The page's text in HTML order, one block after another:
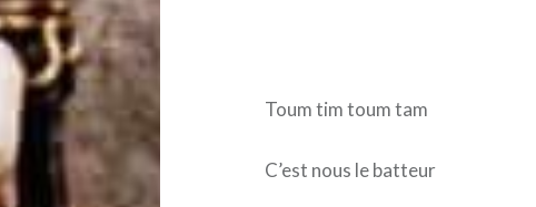
Toum tim toum tam
C’est nous le batteur